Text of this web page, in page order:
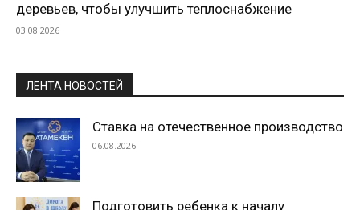
деревьев, чтобы улучшить теплоснабжение
03.08.2026
ЛЕНТА НОВОСТЕЙ
Ставка на отечественное производство
06.08.2026
Подготовить ребенка к началу